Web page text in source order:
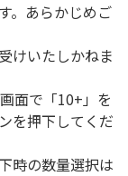
。あらかじめご
けいたしかねま
面で「10+」を
を押下してくだ
時の数量選択は